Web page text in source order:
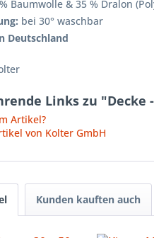
Baumwolle & 35 % Dralon
bei 30° waschbar
Deutschland
Links zu
Artikel?
von Kolter GmbH
Kunden kauften auch